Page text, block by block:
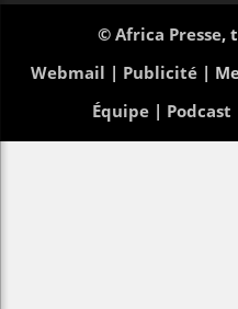
© Africa Presse,
Webmail | Publicité |
Équipe | Podcast